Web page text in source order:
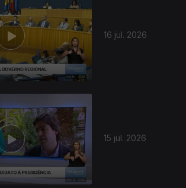
16 jul. 2026
15 jul. 2026